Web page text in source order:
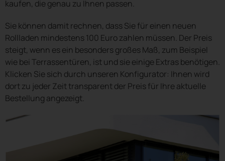
kaufen, die genau zu Ihnen passen.
Sie können damit rechnen, dass Sie für einen neuen
Rollladen mindestens 100 Euro zahlen müssen. Der Preis
steigt, wenn es ein besonders großes Maß, zum Beispiel
wie bei Terrassentüren, ist und sie einige Extras benötigen.
Klicken Sie sich durch unseren Konfigurator: Ihnen wird
dort zu jeder Zeit transparent der Preis für Ihre aktuelle
Bestellung angezeigt.